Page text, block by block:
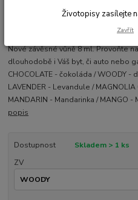
Nové závěsné vůně 8 ml. Provoňte
dlouhodobě i Váš byt, či auto nebo
CHOCOLATE - čokoláda / WOODY -
LAVENDER - Levandule /
MANDARIN - Mandarinka / MANGO -
popis
Dostupnost
Skladem > 1 ks
ZV
Životopisy zasílejte
Zavřít